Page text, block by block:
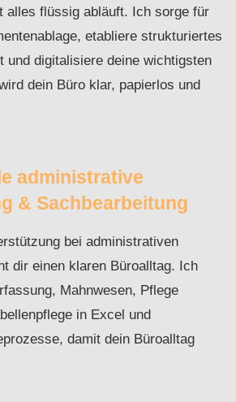
alles flüssig abläuft. Ich sorge für
etabliere strukturiertes
und digitalisiere deine wichtigsten
dein Büro klar, papierlos und
administrative
& Sachbearbeitung
bei administrativen
dir einen klaren Büroalltag. Ich
Mahnwesen, Pflege
in Excel und
damit dein Büroalltag